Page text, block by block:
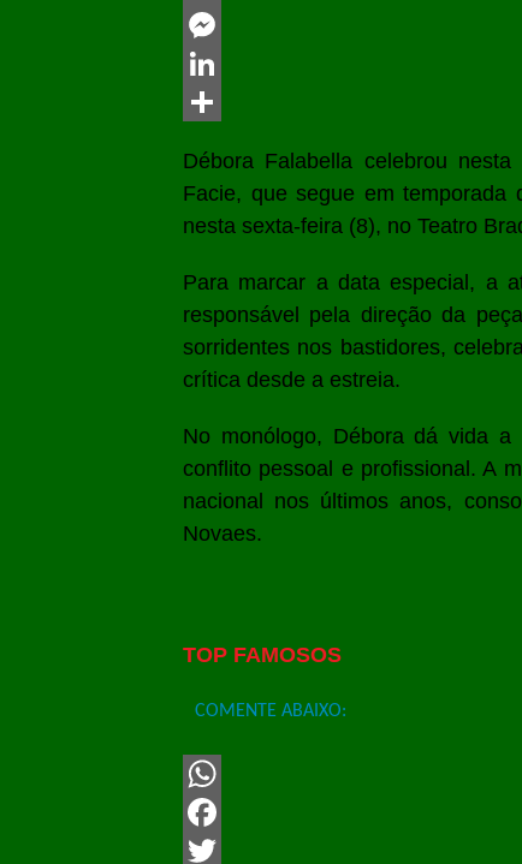
Twitter
Messenger
LinkedIn
Débora Falabella celebrou
Facie, que segue em temporada
nesta sexta-feira (8), no Teatro
Para marcar a data especial, a
responsável pela direção da
sorridentes nos bastidores,
crítica desde a estreia.
No monólogo, Débora dá vida a
conflito pessoal e profissional. A
nacional nos últimos anos,
Novaes.
TOP FAMOSOS
COMENTE ABAIXO:
WhatsApp
Facebook